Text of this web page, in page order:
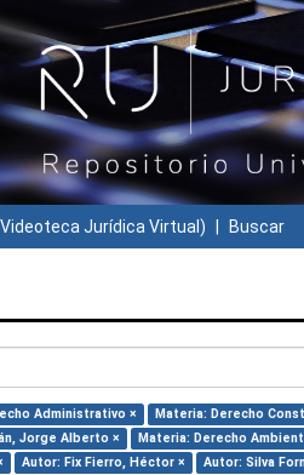
Jurídica Virtual) Buscar
Administrativo ×
Materia: Derecho
Jorge Alberto × Materia: Derecho
Autor: Fix Fierro, Héctor ×
Autor: Silva